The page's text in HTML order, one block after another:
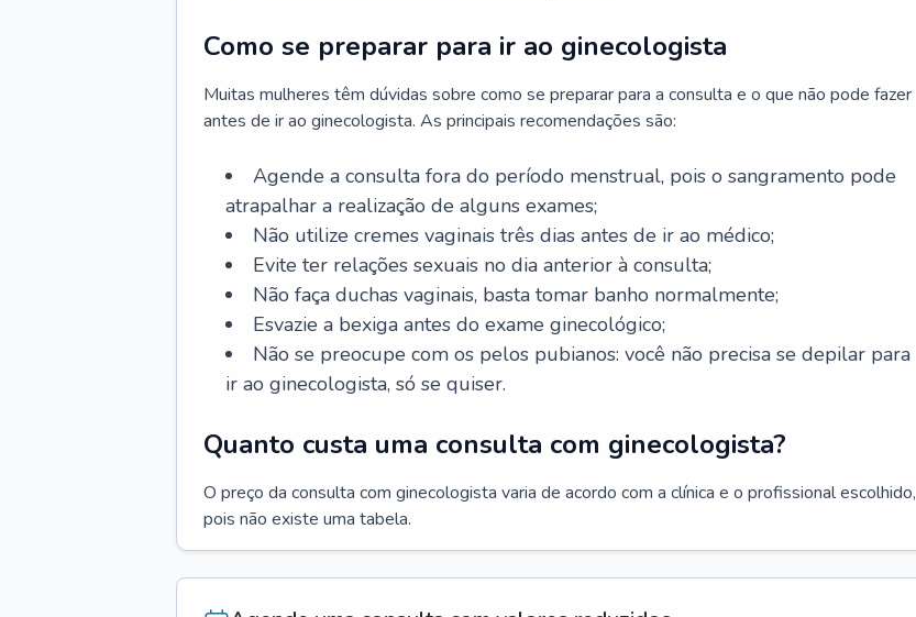
Como se preparar para ir ao ginecologista
Muitas mulheres têm dúvidas sobre como se preparar para a consulta e o que não pode fazer
antes de ir ao ginecologista. As principais recomendações são:
Agende a consulta fora do período menstrual, pois o sangramento pode
atrapalhar a realização de alguns exames;
Não utilize cremes vaginais três dias antes de ir ao médico;
Evite ter relações sexuais no dia anterior à consulta;
Não faça duchas vaginais, basta tomar banho normalmente;
Esvazie a bexiga antes do exame ginecológico;
Não se preocupe com os pelos pubianos: você não precisa se depilar para
ir ao ginecologista, só se quiser.
Quanto custa uma consulta com ginecologista?
O preço da consulta com ginecologista varia de acordo com a clínica e o profissional escolhido,
pois não existe uma tabela.